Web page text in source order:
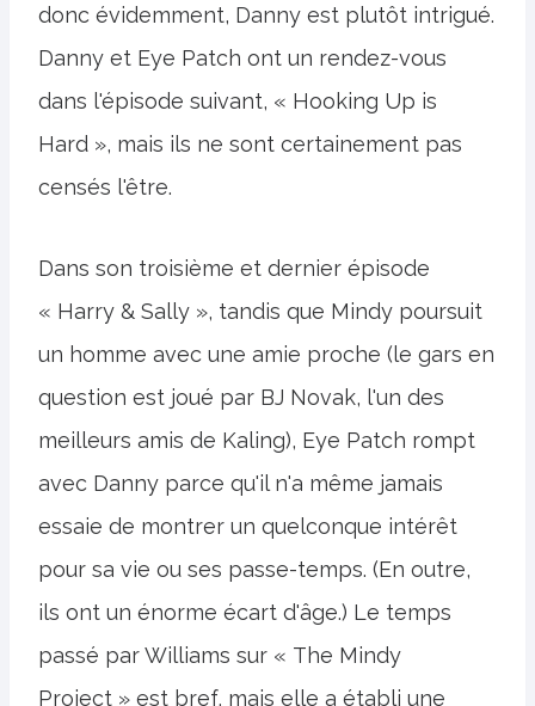
donc évidemment, Danny est plutôt intrigué.
Danny et Eye Patch ont un rendez-vous
dans l'épisode suivant, « Hooking Up is
Hard », mais ils ne sont certainement pas
censés l'être.
Dans son troisième et dernier épisode
« Harry & Sally », tandis que Mindy poursuit
un homme avec une amie proche (le gars en
question est joué par BJ Novak, l'un des
meilleurs amis de Kaling), Eye Patch rompt
avec Danny parce qu'il n'a même jamais
essaie de montrer un quelconque intérêt
pour sa vie ou ses passe-temps. (En outre,
ils ont un énorme écart d'âge.) Le temps
passé par Williams sur « The Mindy
Project » est bref, mais elle a établi une